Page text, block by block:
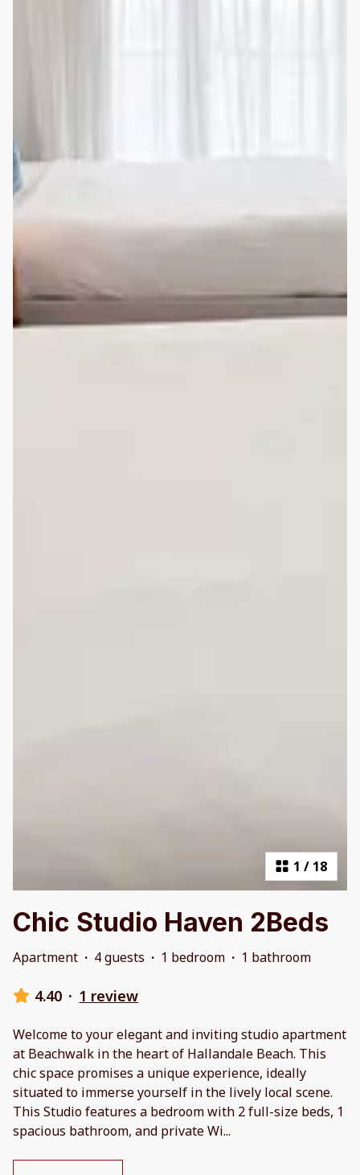
1 / 18
Chic Studio Haven 2Beds
Apartment · 4 guests · 1 bedroom · 1 bathroom
4.40 · 1 review
Welcome to your elegant and inviting studio apartment
at Beachwalk in the heart of Hallandale Beach. This
chic space promises a unique experience, ideally
situated to immerse yourself in the lively local scene.
This Studio features a bedroom with 2 full-size beds, 1
spacious bathroom, and private Wi...